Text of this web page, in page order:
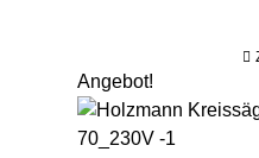
Angebot!